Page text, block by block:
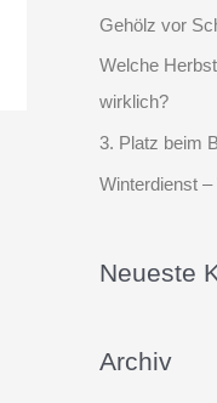
Gehölz vor
Welche
wirklich?
3. Platz beim
Winterdienst
Neueste
Archiv